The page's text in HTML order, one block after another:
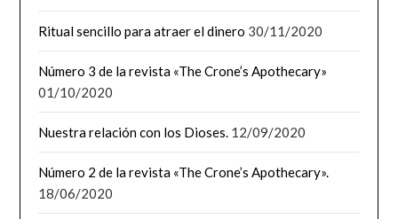
Ritual sencillo para atraer el dinero 30/11/2020
Número 3 de la revista «The Crone’s Apothecary»
01/10/2020
Nuestra relación con los Dioses. 12/09/2020
Número 2 de la revista «The Crone’s Apothecary».
18/06/2020